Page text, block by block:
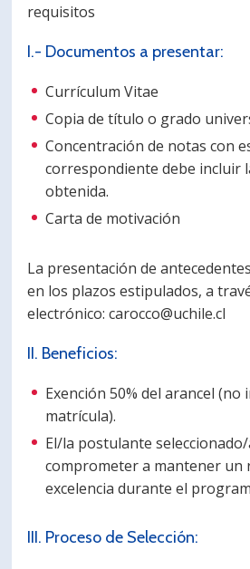
requisitos
I.- Documentos a presentar:
Currículum Vitae
Copia de título o grado
Concentración de notas con
correspondiente debe incluir
obtenida.
Carta de motivación
La presentación de
en los plazos estipulados, a
electrónico: carocco@uchile.cl
II. Beneficios:
Exención 50% del arancel (no
matrícula).
El/la postulante
comprometer a mantener un
excelencia durante el
III. Proceso de Selección: